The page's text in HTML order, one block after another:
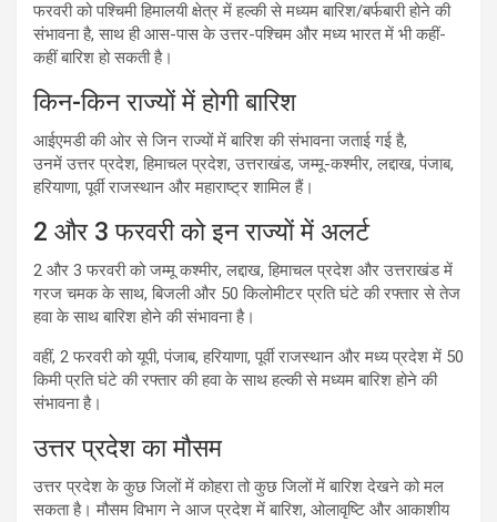
फरवरी को पश्चिमी हिमालयी क्षेत्र में हल्की से मध्यम बारिश/बर्फबारी होने की
संभावना है, साथ ही आस-पास के उत्तर-पश्चिम और मध्य भारत में भी कहीं-
कहीं बारिश हो सकती है।
किन-किन राज्यों में होगी बारिश
आईएमडी की ओर से जिन राज्यों में बारिश की संभावना जताई गई है,
उनमें उत्तर प्रदेश, हिमाचल प्रदेश, उत्तराखंड, जम्मू-कश्मीर, लद्दाख, पंजाब,
हरियाणा, पूर्वी राजस्थान और महाराष्ट्र शामिल हैं।
2 और 3 फरवरी को इन राज्यों में अलर्ट
2 और 3 फरवरी को जम्मू कश्मीर, लद्दाख, हिमाचल प्रदेश और उत्तराखंड में
गरज चमक के साथ, बिजली और 50 किलोमीटर प्रति घंटे की रफ्तार से तेज
हवा के साथ बारिश होने की संभावना है।
वहीं, 2 फरवरी को यूपी, पंजाब, हरियाणा, पूर्वी राजस्थान और मध्य प्रदेश में 50
किमी प्रति घंटे की रफ्तार की हवा के साथ हल्की से मध्यम बारिश होने की
संभावना है।
उत्तर प्रदेश का मौसम
उत्तर प्रदेश के कुछ जिलों में कोहरा तो कुछ जिलों में बारिश देखने को मल
सकता है। मौसम विभाग ने आज प्रदेश में बारिश, ओलावृष्टि और आकाशीय